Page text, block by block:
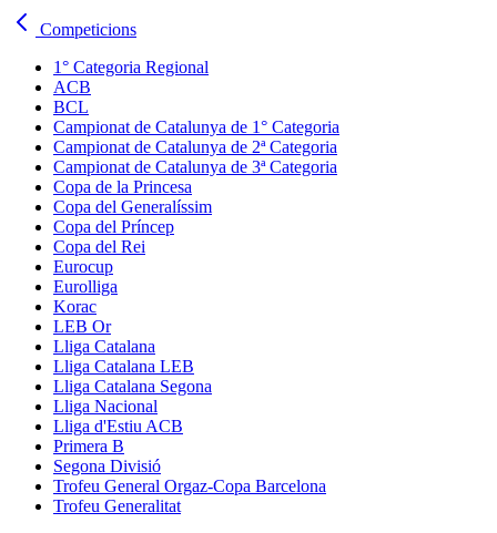
Competicions
1° Categoria Regional
ACB
BCL
Campionat de Catalunya de 1° Categoria
Campionat de Catalunya de 2ª Categoria
Campionat de Catalunya de 3ª Categoria
Copa de la Princesa
Copa del Generalíssim
Copa del Príncep
Copa del Rei
Eurocup
Eurolliga
Korac
LEB Or
Lliga Catalana
Lliga Catalana LEB
Lliga Catalana Segona
Lliga Nacional
Lliga d'Estiu ACB
Primera B
Segona Divisió
Trofeu General Orgaz-Copa Barcelona
Trofeu Generalitat